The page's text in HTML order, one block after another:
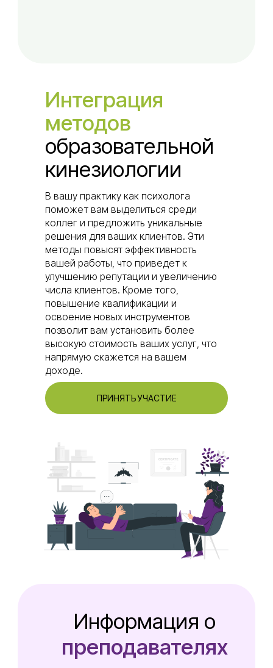
Интеграция
методов
образовательной
кинезиологии
В вашу практику как психолога
поможет вам выделиться среди
коллег и предложить уникальные
решения для ваших клиентов. Эти
методы повысят эффективность
вашей работы, что приведет к
улучшению репутации и увеличению
числа клиентов. Кроме того,
повышение квалификации и
освоение новых инструментов
позволит вам установить более
высокую стоимость ваших услуг, что
напрямую скажется на вашем
доходе.
ПРИНЯТЬ УЧАСТИЕ
Информация о
преподавателях